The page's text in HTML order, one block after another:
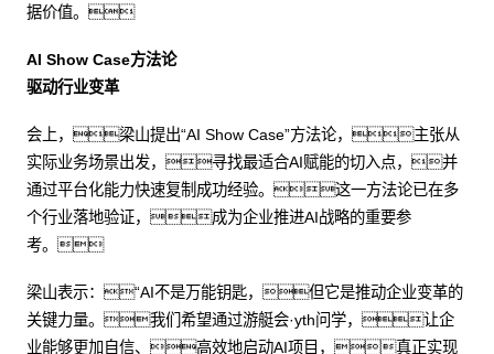
据价值。
AI Show Case方法论
驱动行业变革
会上，梁山提出“AI Show Case”方法论，主张从
实际业务场景出发，寻找最适合AI赋能的切入点，并
通过平台化能力快速复制成功经验。这一方法论已在多
个行业落地验证，成为企业推进AI战略的重要参
考。
梁山表示：“AI不是万能钥匙，但它是推动企业变革的
关键力量。我们希望通过游艇会·yth问学，让企
业能够更加自信、高效地启动AI项目，真正实现